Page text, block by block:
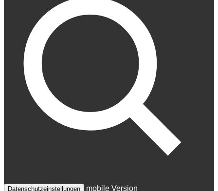
Datenschutzeinstellungen mobile Version